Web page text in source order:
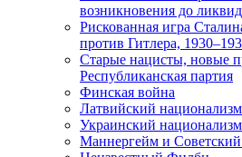
возникновения до
Рискованная игра
против Гитлера,
Старые нацисты, новые
Республиканская партия
Финская война
Латвийский
Украинский
Маннергейм и